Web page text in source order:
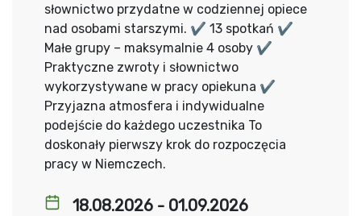
18.08.2026 - 01.09.2026
słownictwo przydatne w codziennej opiece
nad osobami starszymi. ✔ 13 spotkań ✔
Małe grupy – maksymalnie 4 osoby ✔
Praktyczne zwroty i słownictwo
wykorzystywane w pracy opiekuna ✔
Przyjazna atmosfera i indywidualne
podejście do każdego uczestnika To
doskonały pierwszy krok do rozpoczęcia
pracy w Niemczech.